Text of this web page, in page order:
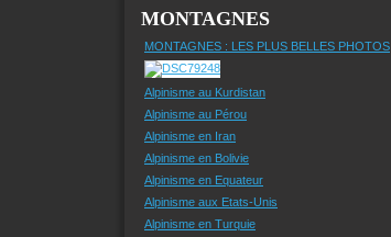
MONTAGNES
MONTAGNES : LES PLUS BELLES PHOTOS
Alpinisme au Kurdistan
Alpinisme au Pérou
Alpinisme en Iran
Alpinisme en Bolivie
Alpinisme en Equateur
Alpinisme aux Etats-Unis
Alpinisme en Turquie